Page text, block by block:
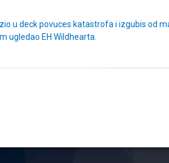
u deck povuces katastrofa i izgubis od
ugledao EH Wildhearta.